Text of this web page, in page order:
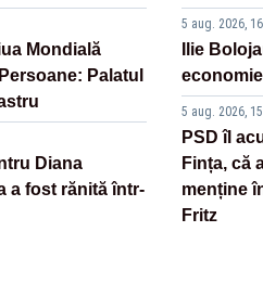
Mondială
Palatul
Diana
a fost rănită într-
5 aug. 2026,
Ilie
5 aug. 2026,
PSD îl
Fința, că
menține
Fritz